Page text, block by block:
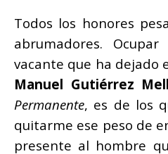
Todos los honores
abrumadores.
vacante que ha dejado
Manuel Gutiérrez
Permanente, es de los
quitarme ese peso de
presente al hombre